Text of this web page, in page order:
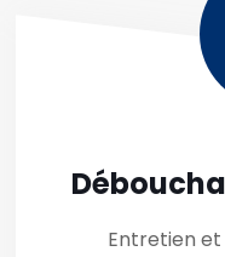
Entretien